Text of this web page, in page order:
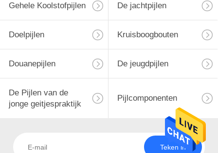
Gehele Koolstofpijlen De jachtpijlen
Doelpijlen Kruisboogbouten
Douanepijlen De jeugdpijlen
De Pijlen van de
jonge geitjespraktijk
Pijlcomponenten
Teken in